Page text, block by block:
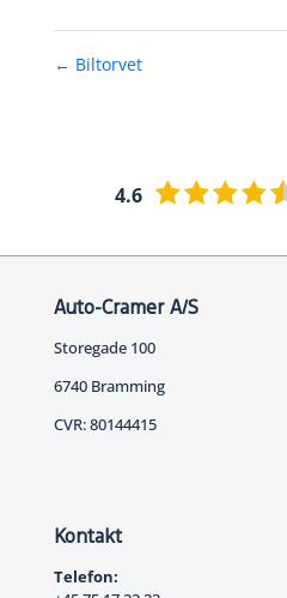
← Biltorvet
4.6
Auto-Cramer A/S
Storegade 100
6740 Bramming
CVR: 80144415
Kontakt
Telefon: